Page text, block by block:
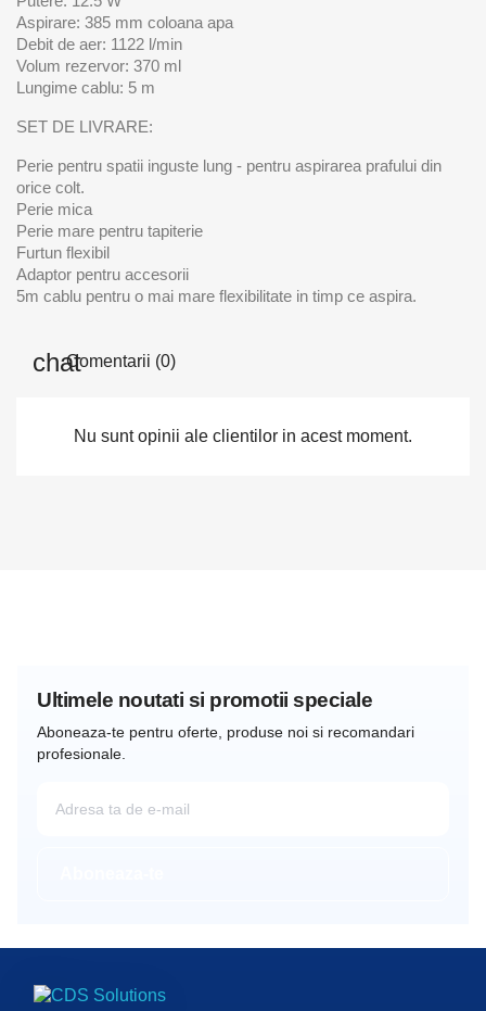
Aspirare: 385 mm coloana apa
Debit de aer: 1122 l/min
Volum rezervor: 370 ml
Lungime cablu: 5 m
SET DE LIVRARE:
Perie pentru spatii inguste lung - pentru aspirarea prafului din
orice colt.
Perie mica
Perie mare pentru tapiterie
Furtun flexibil
Adaptor pentru accesorii
5m cablu pentru o mai mare flexibilitate in timp ce aspira.
Comentarii (0)
Nu sunt opinii ale clientilor in acest moment.
Ultimele noutati si promotii speciale